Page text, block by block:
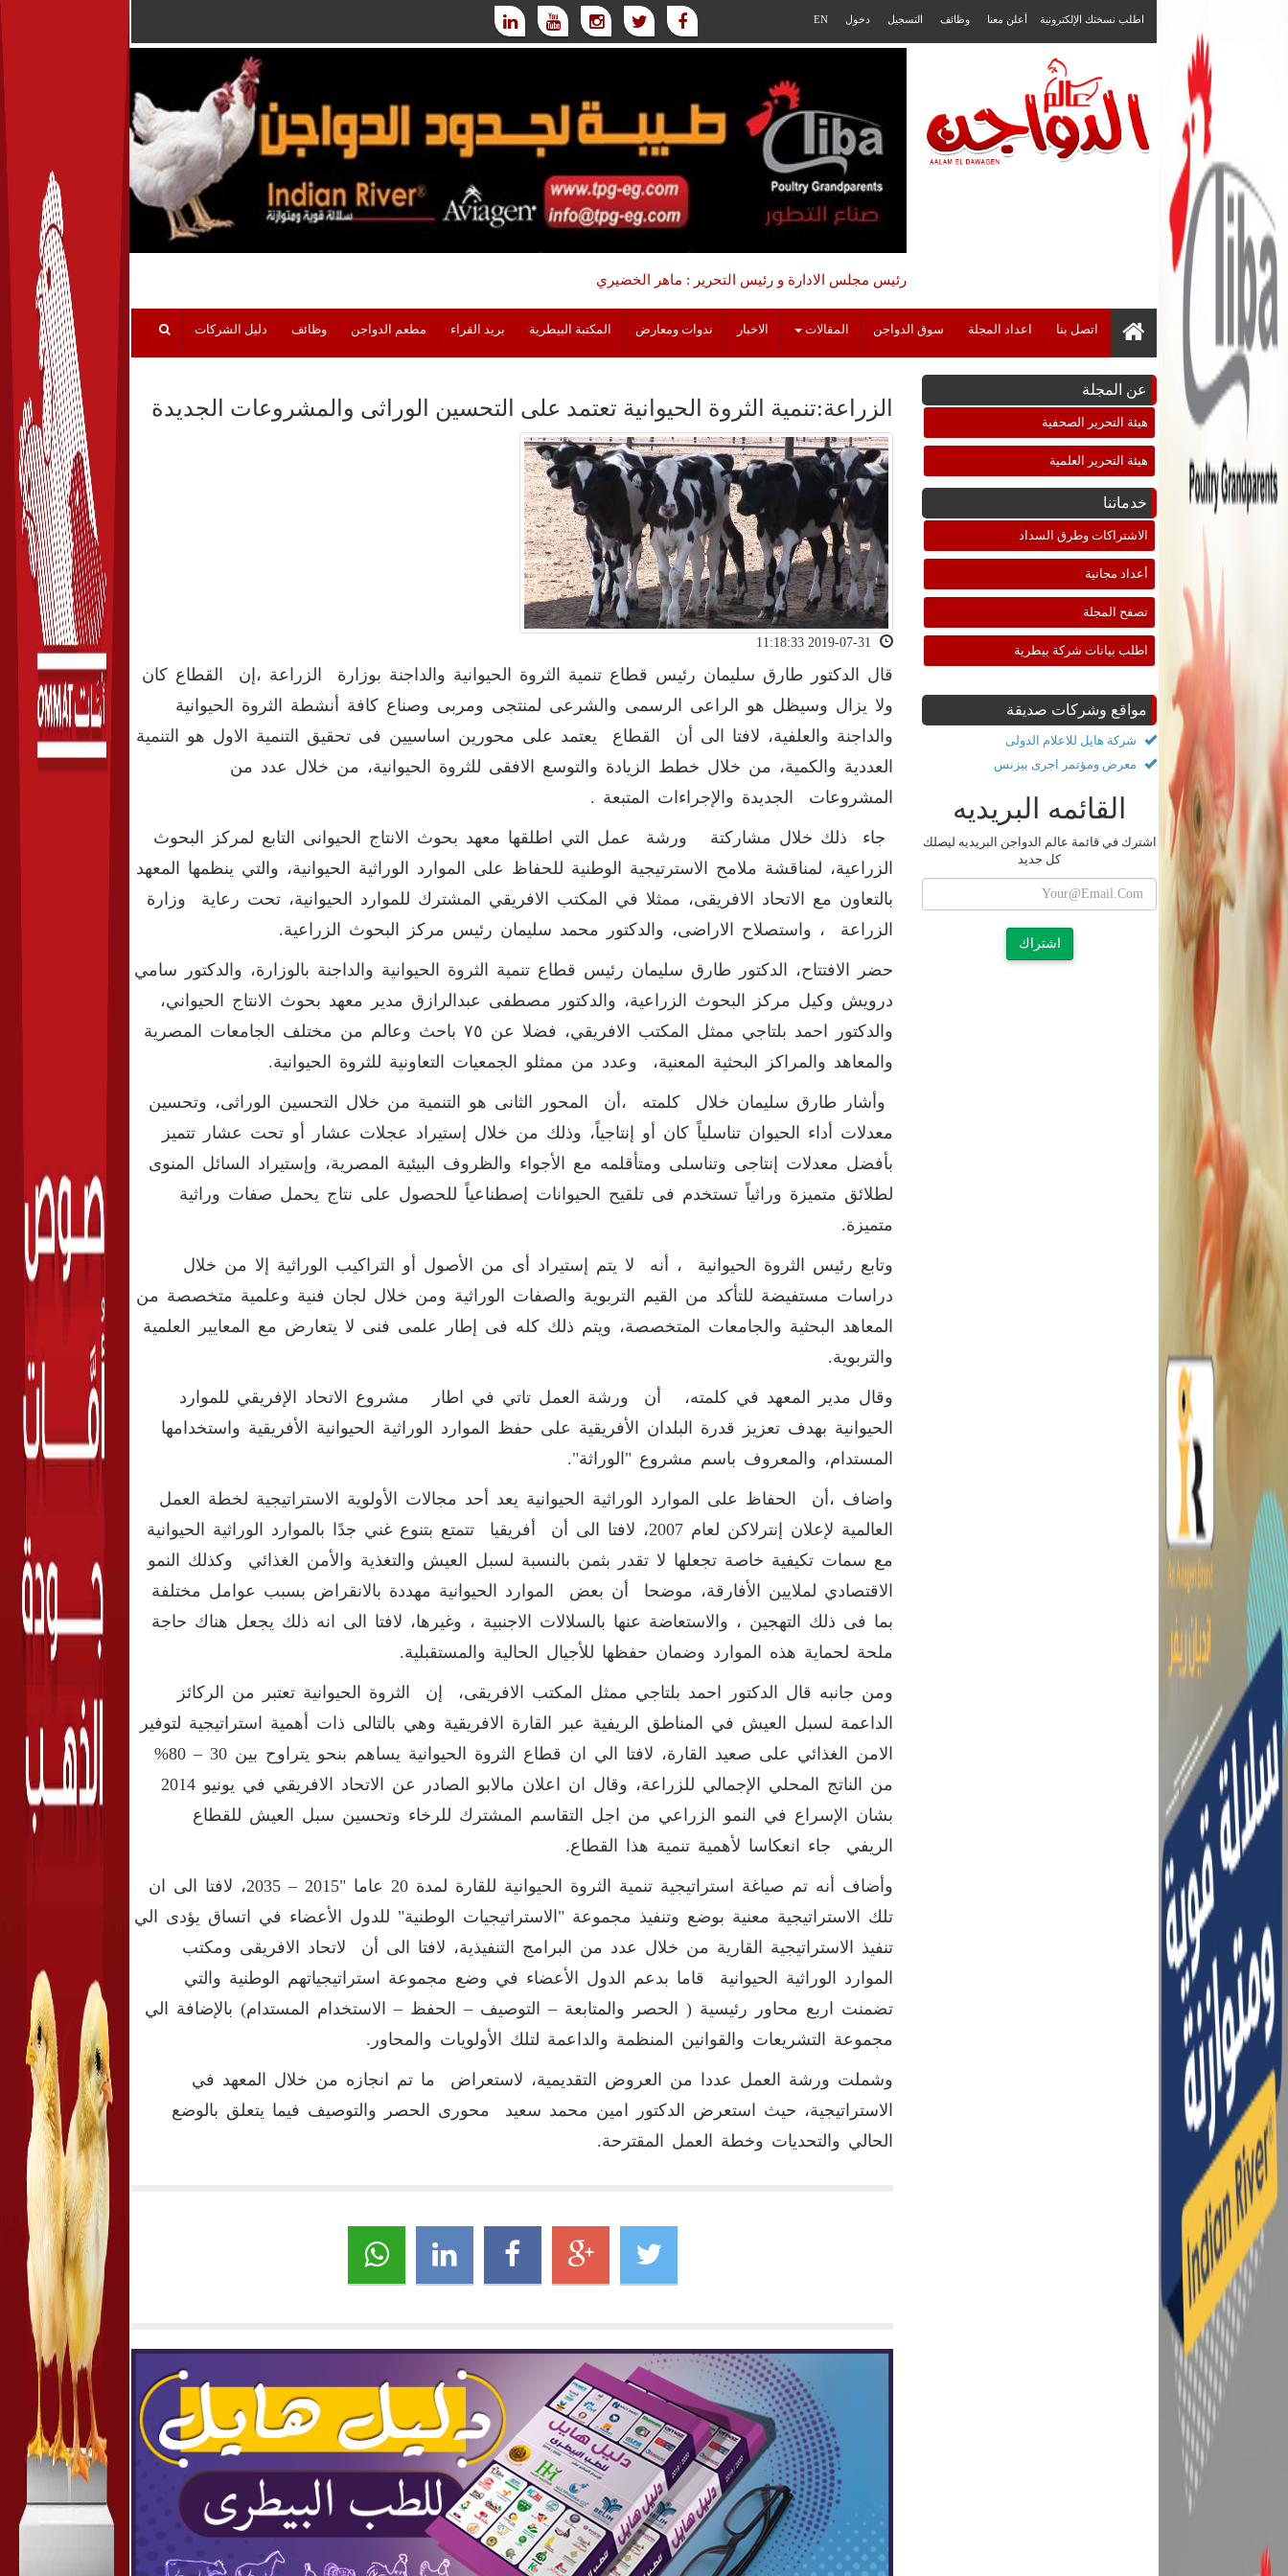
اطلب نسختك الإلكترونية أعلن معنا وظائف التسجيل دخول EN
رئيس مجلس الادارة و رئيس التحرير : ماهر الخضيري
اتصل بنا اعداد المجلة سوق الدواجن المقالات الاخبار ندوات ومعارض المكتبة البيطرية بريد القراء مطعم الدواجن وظائف دليل الشركات
عن المجلة
هيئة التحرير الصحفية
هيئة التحرير العلمية
خدماتنا
الاشتراكات وطرق السداد
أعداد مجانية
تصفح المجلة
اطلب بيانات شركة بيطرية
مواقع وشركات صديقة
شركة هايل للاعلام الدولى
معرض ومؤتمر اجرى بيزنس
القائمه البريديه
اشترك في قائمة عالم الدواجن البريديه ليصلك
كل جديد
اشتراك
الزراعة:تنمية الثروة الحيوانية تعتمد على التحسين الوراثى والمشروعات الجديدة
قال الدكتور طارق سليمان رئيس قطاع تنمية الثروة الحيوانية والداجنة بوزارة الزراعة ،إن القطاع كان
ولا يزال وسيظل هو الراعى الرسمى والشرعى لمنتجى ومربى وصناع كافة أنشطة الثروة الحيوانية
والداجنة والعلفية، لافتا الى أن القطاع يعتمد على محورين اساسيين فى تحقيق التنمية الاول هو التنمية
العددية والكمية، من خلال خطط الزيادة والتوسع الافقى للثروة الحيوانية، من خلال عدد من
المشروعات الجديدة والإجراءات المتبعة .
جاء ذلك خلال مشاركتة ورشة عمل التي اطلقها معهد بحوث الانتاج الحيوانى التابع لمركز البحوث
الزراعية، لمناقشة ملامح الاسترتيجية الوطنية للحفاظ على الموارد الوراثية الحيوانية، والتي ينظمها المعهد
بالتعاون مع الاتحاد الافريقى، ممثلا في المكتب الافريقي المشترك للموارد الحيوانية، تحت رعاية وزارة
الزراعة ، واستصلاح الاراضى، والدكتور محمد سليمان رئيس مركز البحوث الزراعية.
حضر الافتتاح، الدكتور طارق سليمان رئيس قطاع تنمية الثروة الحيوانية والداجنة بالوزارة، والدكتور سامي
درويش وكيل مركز البحوث الزراعية، والدكتور مصطفى عبدالرازق مدير معهد بحوث الانتاج الحيواني،
والدكتور احمد بلتاجي ممثل المكتب الافريقي، فضلا عن ٧٥ باحث وعالم من مختلف الجامعات المصرية
والمعاهد والمراكز البحثية المعنية، وعدد من ممثلو الجمعيات التعاونية للثروة الحيوانية.
وأشار طارق سليمان خلال كلمته ،أن المحور الثانى هو التنمية من خلال التحسين الوراثى، وتحسين
معدلات أداء الحيوان تناسلياً كان أو إنتاجياً، وذلك من خلال إستيراد عجلات عشار أو تحت عشار تتميز
بأفضل معدلات إنتاجى وتناسلى ومتأقلمه مع الأجواء والظروف البيئية المصرية، وإستيراد السائل المنوى
لطلائق متميزة وراثياً تستخدم فى تلقيح الحيوانات إصطناعياً للحصول على نتاج يحمل صفات وراثية
متميزة.
وتابع رئيس الثروة الحيوانية ، أنه لا يتم إستيراد أى من الأصول أو التراكيب الوراثية إلا من خلال
دراسات مستفيضة للتأكد من القيم التربوية والصفات الوراثية ومن خلال لجان فنية وعلمية متخصصة من
المعاهد البحثية والجامعات المتخصصة، ويتم ذلك كله فى إطار علمى فنى لا يتعارض مع المعايير العلمية
والتربوية.
وقال مدير المعهد في كلمته، أن ورشة العمل تاتي في اطار مشروع الاتحاد الإفريقي للموارد
الحيوانية بهدف تعزيز قدرة البلدان الأفريقية على حفظ الموارد الوراثية الحيوانية الأفريقية واستخدامها
المستدام، والمعروف باسم مشروع "الوراثة".
واضاف ،أن الحفاظ على الموارد الوراثية الحيوانية يعد أحد مجالات الأولوية الاستراتيجية لخطة العمل
العالمية لإعلان إنترلاكن لعام 2007، لافتا الى أن أفريقيا تتمتع بتنوع غني جدًا بالموارد الوراثية الحيوانية
مع سمات تكيفية خاصة تجعلها لا تقدر بثمن بالنسبة لسبل العيش والتغذية والأمن الغذائي وكذلك النمو
الاقتصادي لملايين الأفارقة، موضحا أن بعض الموارد الحيوانية مهددة بالانقراض بسبب عوامل مختلفة
بما فى ذلك التهجين ، والاستعاضة عنها بالسلالات الاجنبية ، وغيرها، لافتا الى انه ذلك يجعل هناك حاجة
ملحة لحماية هذه الموارد وضمان حفظها للأجيال الحالية والمستقبلية.
ومن جانبه قال الدكتور احمد بلتاجي ممثل المكتب الافريقى، إن الثروة الحيوانية تعتبر من الركائز
الداعمة لسبل العيش في المناطق الريفية عبر القارة الافريقية وهي بالتالى ذات أهمية استراتيجية لتوفير
الامن الغذائي على صعيد القارة، لافتا الي ان قطاع الثروة الحيوانية يساهم بنحو يتراوح بين 30 – 80%
من الناتج المحلي الإجمالي للزراعة، وقال ان اعلان مالابو الصادر عن الاتحاد الافريقي في يونيو 2014
بشان الإسراع في النمو الزراعي من اجل التقاسم المشترك للرخاء وتحسين سبل العيش للقطاع
الريفي جاء انعكاسا لأهمية تنمية هذا القطاع.
وأضاف أنه تم صياغة استراتيجية تنمية الثروة الحيوانية للقارة لمدة 20 عاما "2015 – 2035، لافتا الى ان
تلك الاستراتيجية معنية بوضع وتنفيذ مجموعة "الاستراتيجيات الوطنية" للدول الأعضاء في اتساق يؤدى الي
تنفيذ الاستراتيجية القارية من خلال عدد من البرامج التنفيذية، لافتا الى أن لاتحاد الافريقى ومكتب
الموارد الوراثية الحيوانية قاما بدعم الدول الأعضاء في وضع مجموعة استراتيجياتهم الوطنية والتي
تضمنت اربع محاور رئيسية ( الحصر والمتابعة – التوصيف – الحفظ – الاستخدام المستدام) بالإضافة الي
مجموعة التشريعات والقوانين المنظمة والداعمة لتلك الأولويات والمحاور.
وشملت ورشة العمل عددا من العروض التقديمية، لاستعراض ما تم انجازه من خلال المعهد في
الاستراتيجية، حيث استعرض الدكتور امين محمد سعيد محورى الحصر والتوصيف فيما يتعلق بالوضع
الحالي والتحديات وخطة العمل المقترحة.